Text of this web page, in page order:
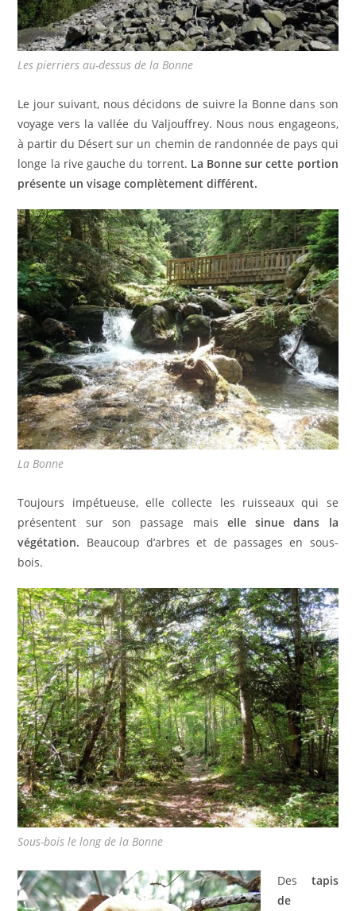
Les pierriers au-dessus de la Bonne
Le jour suivant, nous décidons de suivre la Bonne dans son
voyage vers la vallée du Valjouffrey. Nous nous engageons,
à partir du Désert sur un chemin de randonnée de pays qui
longe la rive gauche du torrent. La Bonne sur cette portion
présente un visage complètement différent.
La Bonne
Toujours impétueuse, elle collecte les ruisseaux qui se
présentent sur son passage mais elle sinue dans la
végétation. Beaucoup d’arbres et de passages en sous-
bois.
Sous-bois le long de la Bonne
Des tapis
de